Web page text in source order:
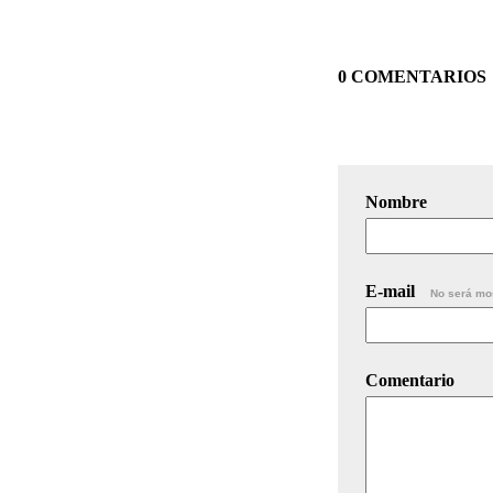
0 COMENTARIOS
Nombre
E-mail No será
Comentario